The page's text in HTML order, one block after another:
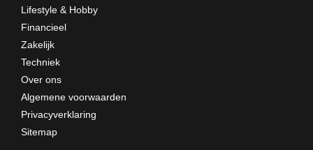
Lifestyle & Hobby
Financieel
Zakelijk
Techniek
Over ons
Algemene voorwaarden
Privacyverklaring
Sitemap